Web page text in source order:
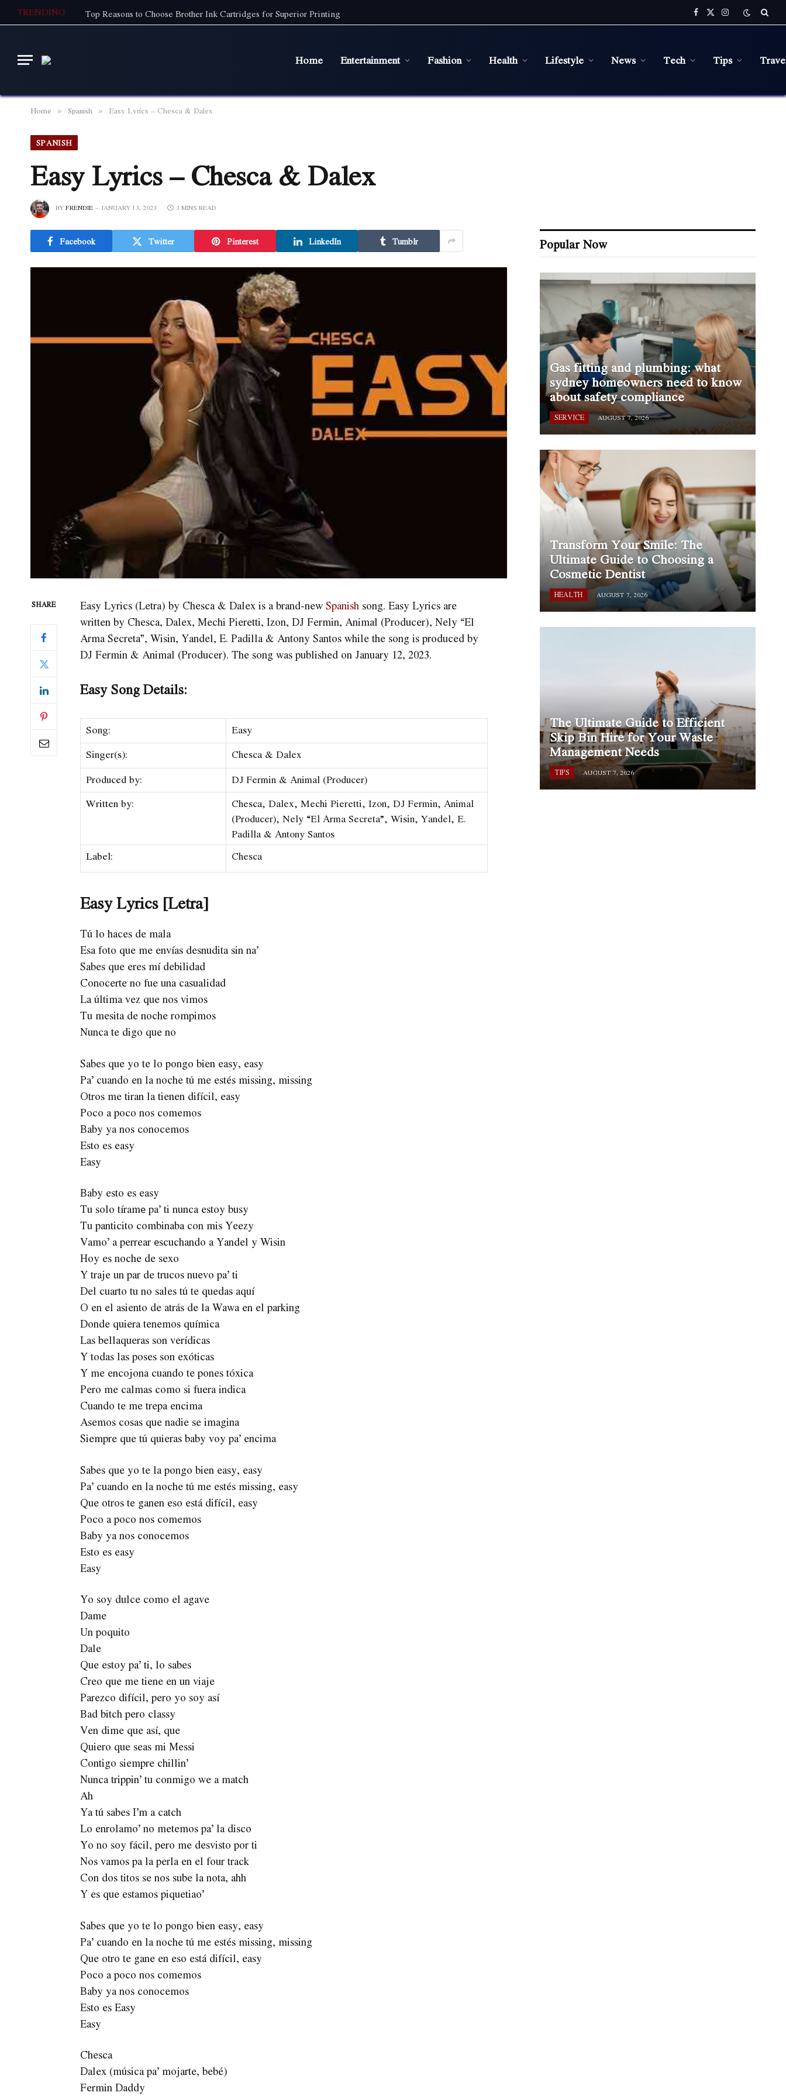
TRENDING Top Reasons to Choose Brother Ink Cartridges for Superior Printing Facebook
X
(Twitter)
Instagram
Home Entertainment Fashion Health Lifestyle News Tech Tips
Home » Spanish » Easy Lyrics – Chesca & Dalex
SPANISH
Easy Lyrics – Chesca & Dalex
BYFRENDIE JANUARY 13, 2023 3 MINS READ
Facebook Twitter Pinterest LinkedIn Tumblr
SHARE Easy Lyrics (Letra) by Chesca & Dalex is a brand-newSpanishsong. Easy Lyrics are
written by Chesca, Dalex, Mechi Pieretti, Izon, DJ Fermin, Animal (Producer), Nely “El
Arma Secreta”, Wisin, Yandel, E. Padilla & Antony Santos while the song is produced by
DJ Fermin & Animal (Producer). The song was published on January 12, 2023.
Easy Song Details:
Song: Easy
Singer(s): Chesca & Dalex
Produced by: DJ Fermin & Animal (Producer)
Written by:
Chesca, Dalex, Mechi Pieretti, Izon, DJ Fermin, Animal
(Producer), Nely “El Arma Secreta”, Wisin, Yandel, E.
Padilla & Antony Santos
Label: Chesca
Easy Lyrics [Letra]
Tú lo haces de mala
Esa foto que me envías desnudita sin na’
Sabes que eres mí debilidad
Conocerte no fue una casualidad
La última vez que nos vimos
Tu mesita de noche rompimos
Nunca te digo que no
Sabes que yo te lo pongo bien easy, easy
Pa’ cuando en la noche tú me estés missing, missing
Otros me tiran la tienen difícil, easy
Poco a poco nos comemos
Baby ya nos conocemos
Esto es easy
Easy
Baby esto es easy
Tu solo tíramе pa’ ti nunca estoy busy
Tu panticito combinaba con mis Yeezy
Vamo’ a perrear еscuchando a Yandel y Wisin
Hoy es noche de sexo
Y traje un par de trucos nuevo pa’ ti
Del cuarto tu no sales tú te quedas aquí
O en el asiento de atrás de la Wawa en el parking
Donde quiera tenemos química
Las bellaqueras son verídicas
Y todas las poses son exóticas
Y me encojona cuando te pones tóxica
Pero me calmas como si fuera indica
Cuando te me trepa encima
Asemos cosas que nadie se imagina
Siempre que tú quieras baby voy pa’ encima
Sabes que yo te la pongo bien easy, easy
Pa’ cuando en la noche tú me estés missing, easy
Que otros te ganen eso está difícil, easy
Poco a poco nos comemos
Baby ya nos conocemos
Esto es easy
Easy
Yo soy dulce como el agave
Dame
Un poquito
Dale
Que estoy pa’ ti, lo sabes
Creo que me tiene en un viaje
Parezco difícil, pero yo soy así
Bad bitch pero classy
Ven dime que así, que
Quiero que seas mi Messi
Contigo siempre chillin’
Nunca trippin’ tu conmigo we a match
Ah
Ya tú sabes I’m a catch
Lo enrolamo’ no metemos pa’ la disco
Yo no soy fácil, pero me desvisto por ti
Nos vamos pa la perla en el four track
Con dos titos se nos sube la nota, ahh
Y es que estamos piquetiao’
Sabes que yo te lo pongo bien easy, easy
Pa’ cuando en la noche tú me estés missing, missing
Que otro te gane en eso está difícil, easy
Poco a poco nos comemos
Baby ya nos conocemos
Esto es Easy
Easy
Chesca
Dalex (música pa’ mojarte, bebé)
Fermin Daddy
Popular Now
Gas fitting and plumbing: what
sydney homeowners need to know
about safety compliance
SERVICE AUGUST 7, 2026
Transform Your Smile: The
Ultimate Guide to Choosing a
Cosmetic Dentist
HEALTH AUGUST 7, 2026
The Ultimate Guide to Efficient
Skip Bin Hire for Your Waste
Management Needs
TIPS AUGUST 7, 2026